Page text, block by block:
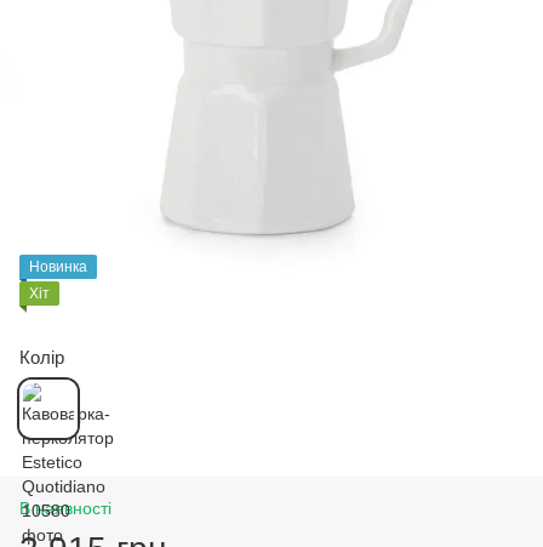
Новинка
Хіт
Колір
В наявності